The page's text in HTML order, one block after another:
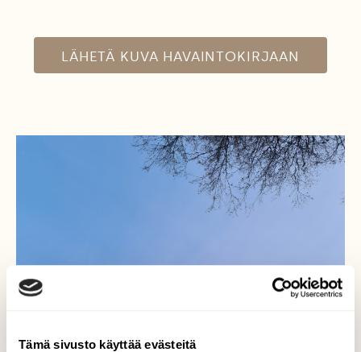
Tämä sivusto käyttää evästeitä
LÄHETÄ KUVA HAVAINTOKIRJAAN